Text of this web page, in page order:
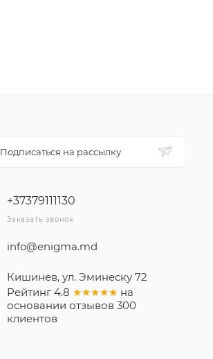
Подписаться на рассылку
+37379111130
Заказать звонок
info@enigma.md
Кишинев, ул. Эминеску 72
Рейтинг 4.8 ★★★★★ на
основании отзывов 300
клиентов